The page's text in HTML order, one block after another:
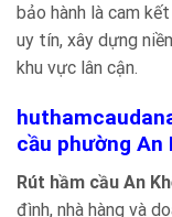
bảo hành là cam
uy tín, xây dựng
khu vực lân cận.
cầu phường An
Rút hầm cầu An
đình, nhà hàng và